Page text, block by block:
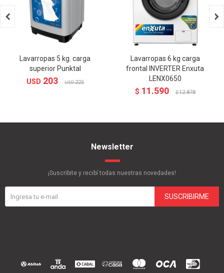
Lavarropas 5 kg. carga
superior Punktal
USD 203 USD 225
Lavarropas 6 kg carga
frontal INVERTER Enxuta
LENX0650
$ 11.590 $ 12.878
 
Newsletter
¡Suscribite y recibí todas nuestras novedades!
SUSCRIBIRME